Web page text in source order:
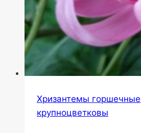
Хризантемы горшечные
крупноцветковы